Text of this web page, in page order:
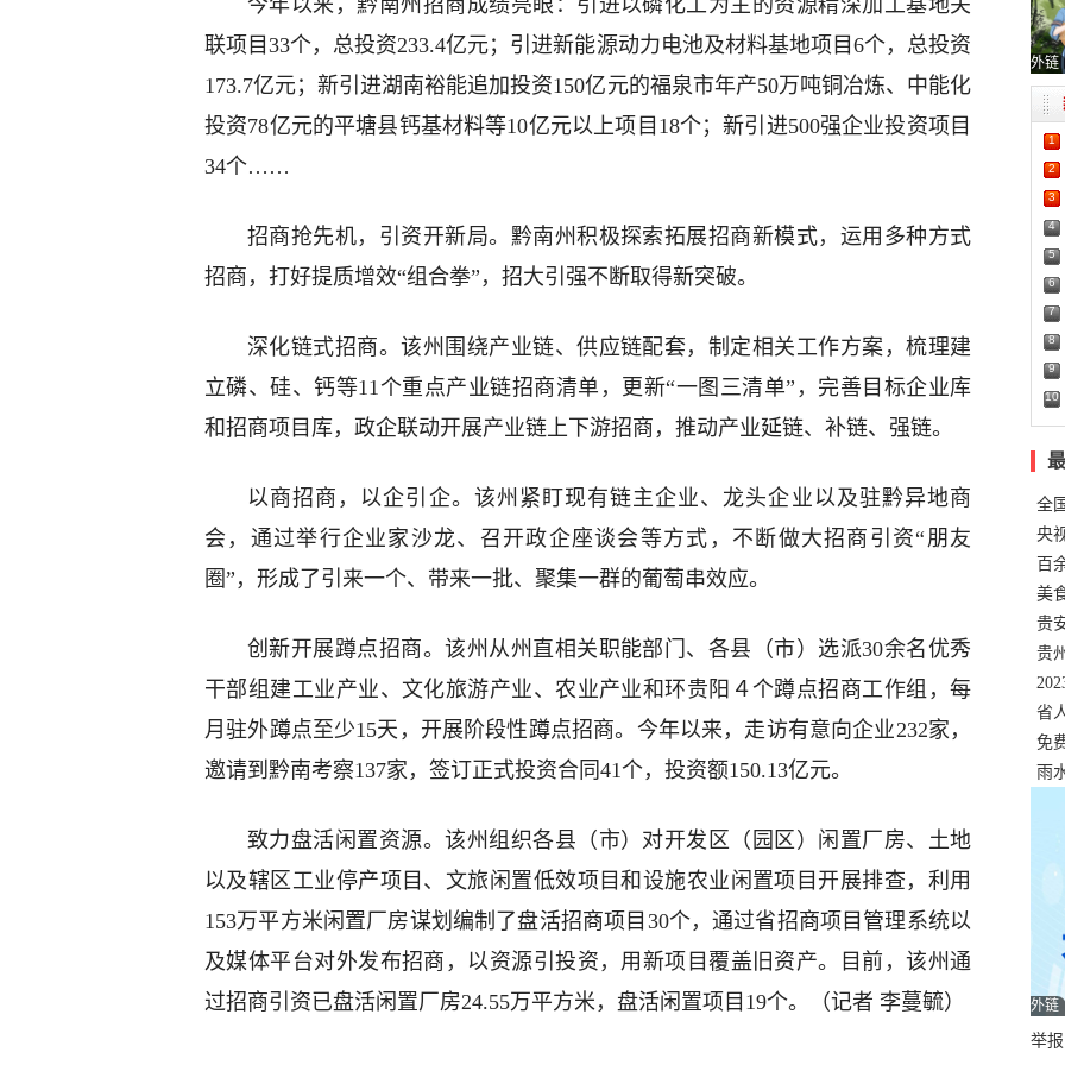
今年以来，黔南州招商成绩亮眼：引进以磷化工为主的资源精深加工基地关
联项目33个，总投资233.4亿元；引进新能源动力电池及材料基地项目6个，总投资
173.7亿元；新引进湖南裕能追加投资150亿元的福泉市年产50万吨铜冶炼、中能化
投资78亿元的平塘县钙基材料等10亿元以上项目18个；新引进500强企业投资项目
34个……
招商抢先机，引资开新局。黔南州积极探索拓展招商新模式，运用多种方式
招商，打好提质增效“组合拳”，招大引强不断取得新突破。
深化链式招商。该州围绕产业链、供应链配套，制定相关工作方案，梳理建
立磷、硅、钙等11个重点产业链招商清单，更新“一图三清单”，完善目标企业库
和招商项目库，政企联动开展产业链上下游招商，推动产业延链、补链、强链。
以商招商，以企引企。该州紧盯现有链主企业、龙头企业以及驻黔异地商
会，通过举行企业家沙龙、召开政企座谈会等方式，不断做大招商引资“朋友
圈”，形成了引来一个、带来一批、聚集一群的葡萄串效应。
创新开展蹲点招商。该州从州直相关职能部门、各县（市）选派30余名优秀
干部组建工业产业、文化旅游产业、农业产业和环贵阳４个蹲点招商工作组，每
月驻外蹲点至少15天，开展阶段性蹲点招商。今年以来，走访有意向企业232家，
邀请到黔南考察137家，签订正式投资合同41个，投资额150.13亿元。
致力盘活闲置资源。该州组织各县（市）对开发区（园区）闲置厂房、土地
以及辖区工业停产项目、文旅闲置低效项目和设施农业闲置项目开展排查，利用
153万平方米闲置厂房谋划编制了盘活招商项目30个，通过省招商项目管理系统以
及媒体平台对外发布招商，以资源引投资，用新项目覆盖旧资产。目前，该州通
过招商引资已盘活闲置厂房24.55万平方米，盘活闲置项目19个。（记者 李蔓毓）
外链
1
2
3
4
5
6
7
8
9
10
全
错
央
温
百
正
美
两
贵
贵
名
色
省
资
免
展
雨
外链
举